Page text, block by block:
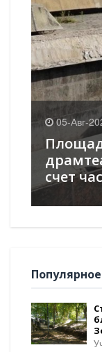
05-Авг-
счет
Популярное